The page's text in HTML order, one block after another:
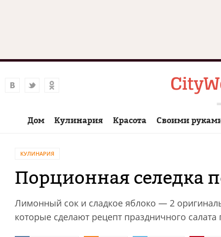
Дом Кулинария Красота Своими
КУЛИНАРИЯ
Порционная селедка
Лимонный сок и сладкое яблоко — 2
которые сделают рецепт праздничного